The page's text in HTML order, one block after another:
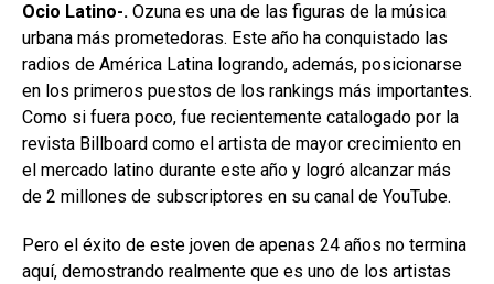
Ocio Latino-. Ozuna es una de las figuras de la música
urbana más prometedoras. Este año ha conquistado las
radios de América Latina logrando, además, posicionarse
en los primeros puestos de los rankings más importantes.
Como si fuera poco, fue recientemente catalogado por la
revista Billboard como el artista de mayor crecimiento en
el mercado latino durante este año y logró alcanzar más
de 2 millones de subscriptores en su canal de YouTube.
Pero el éxito de este joven de apenas 24 años no termina
aquí, demostrando realmente que es uno de los artistas